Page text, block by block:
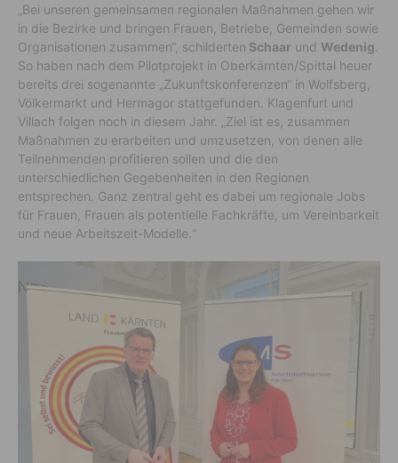
„Bei unseren gemeinsamen regionalen Maßnahmen gehen wir
in die Bezirke und bringen Frauen, Betriebe, Gemeinden sowie
Organisationen zusammen“, schilderten Schaar und Wedenig
So haben nach dem Pilotprojekt in Oberkärnten/Spittal heuer
bereits drei sogenannte „Zukunftskonferenzen“ in Wolfsberg,
Völkermarkt und Hermagor stattgefunden. Klagenfurt und
Villach folgen noch in diesem Jahr. „Ziel ist es, zusammen
Maßnahmen zu erarbeiten und umzusetzen, von denen alle
Teilnehmenden profitieren sollen und die den
unterschiedlichen Gegebenheiten in den Regionen
entsprechen. Ganz zentral geht es dabei um regionale Jobs
für Frauen, Frauen als potentielle Fachkräfte, um Vereinbarkeit
und neue Arbeitszeit-Modelle.“